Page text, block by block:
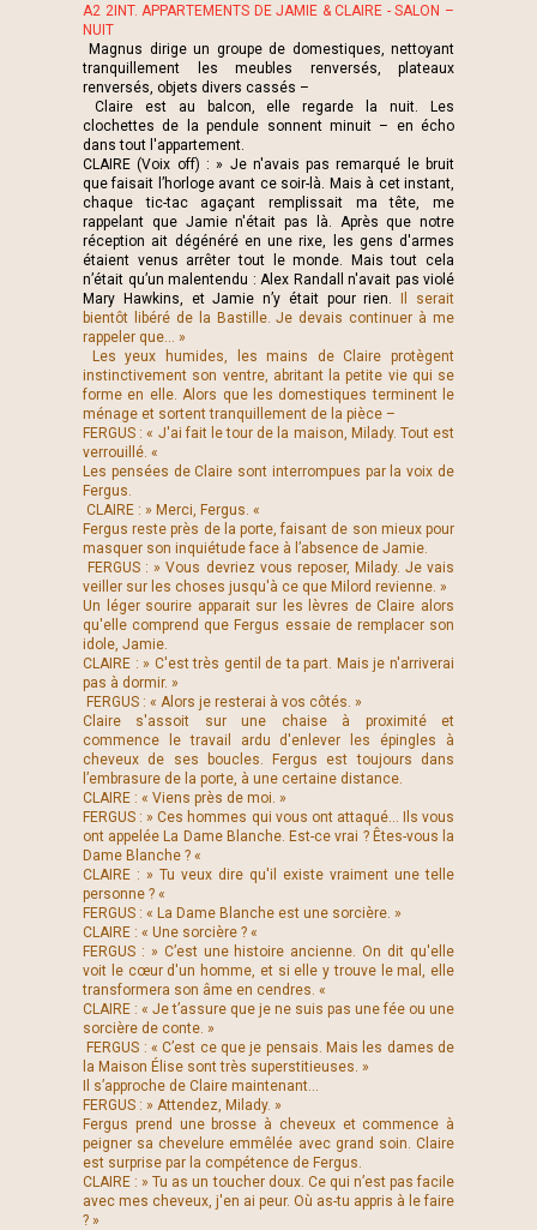
A2 2INT. APPARTEMENTS DE JAMIE & CLAIRE - SALON –
NUIT
Magnus dirige un groupe de domestiques, nettoyant
tranquillement les meubles renversés, plateaux
renversés, objets divers cassés –
Claire est au balcon, elle regarde la nuit. Les
clochettes de la pendule sonnent minuit – en écho
dans tout l'appartement.
CLAIRE (Voix off) : » Je n'avais pas remarqué le bruit
que faisait l’horloge avant ce soir-là. Mais à cet instant,
chaque tic-tac agaçant remplissait ma tête, me
rappelant que Jamie n'était pas là. Après que notre
réception ait dégénéré en une rixe, les gens d'armes
étaient venus arrêter tout le monde. Mais tout cela
n’était qu’un malentendu : Alex Randall n'avait pas violé
Mary Hawkins, et Jamie n’y était pour rien.Il serait
bientôt libéré de la Bastille. Je devais continuer à me
rappeler que... »
Les yeux humides, les mains de Claire protègent
instinctivement son ventre, abritant la petite vie qui se
forme en elle. Alors que les domestiques terminent le
ménage et sortent tranquillement de la pièce –
FERGUS : « J'ai fait le tour de la maison, Milady. Tout est
verrouillé. «
Les pensées de Claire sont interrompues par la voix de
Fergus.
CLAIRE : » Merci, Fergus. «
Fergus reste près de la porte, faisant de son mieux pour
masquer son inquiétude face à l’absence de Jamie.
FERGUS : » Vous devriez vous reposer, Milady. Je vais
veiller sur les choses jusqu'à ce que Milord revienne. »
Un léger sourire apparait sur les lèvres de Claire alors
qu'elle comprend que Fergus essaie de remplacer son
idole, Jamie.
CLAIRE : » C'est très gentil de ta part. Mais je n'arriverai
pas à dormir. »
FERGUS : « Alors je resterai à vos côtés. »
Claire s'assoit sur une chaise à proximité et
commence le travail ardu d'enlever les épingles à
cheveux de ses boucles. Fergus est toujours dans
l’embrasure de la porte, à une certaine distance.
CLAIRE : « Viens près de moi. »
FERGUS : » Ces hommes qui vous ont attaqué... Ils vous
ont appelée La Dame Blanche. Est-ce vrai ? Êtes-vous la
Dame Blanche ? «
CLAIRE : » Tu veux dire qu'il existe vraiment une telle
personne ? «
FERGUS : « La Dame Blanche est une sorcière. »
CLAIRE : « Une sorcière ? «
FERGUS : » C’est une histoire ancienne. On dit qu'elle
voit le cœur d'un homme, et si elle y trouve le mal, elle
transformera son âme en cendres. «
CLAIRE : « Je t’assure que je ne suis pas une fée ou une
sorcière de conte. »
FERGUS : « C’est ce que je pensais. Mais les dames de
la Maison Élise sont très superstitieuses. »
Il s’approche de Claire maintenant...
FERGUS : » Attendez, Milady. »
Fergus prend une brosse à cheveux et commence à
peigner sa chevelure emmêlée avec grand soin. Claire
est surprise par la compétence de Fergus.
CLAIRE : » Tu as un toucher doux. Ce qui n’est pas facile
avec mes cheveux, j'en ai peur. Où as-tu appris à le faire
? »